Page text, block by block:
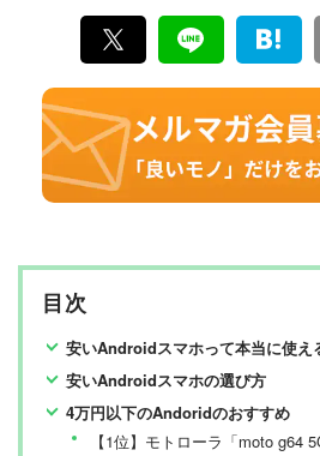
目次
安いAndroidスマホって本当に使え
安いAndroidスマホの選び方
4万円以下のAndoridのおすすめ
【1位】モトローラ「moto g64